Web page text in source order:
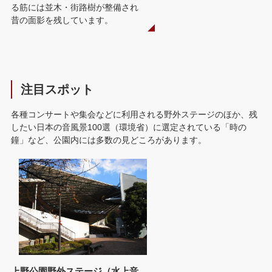
る筋には並木・街路樹が整備され
昔の面影を残しています。
注目スポット
各種コンサートや集会などに利用される野外ステージのほか、残
したい日本の音風景100選（環境省）に選定されている「時の
鐘」など、公園内には多数の見どころがあります。